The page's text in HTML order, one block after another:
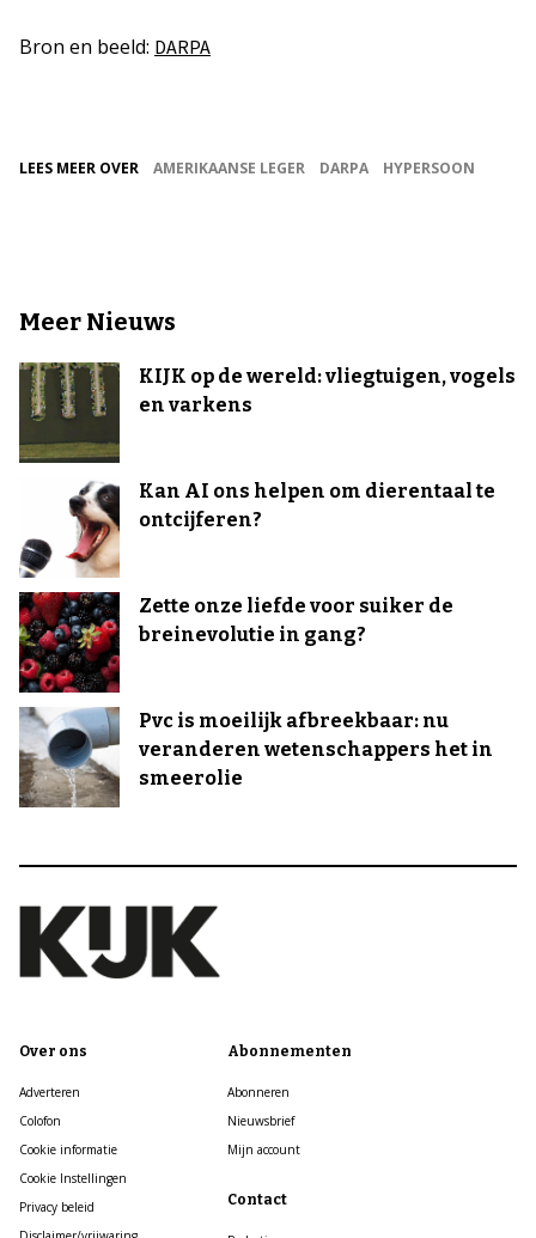
Bron en beeld: DARPA
LEES MEER OVER AMERIKAANSE LEGER DARPA HYPERSOON
Meer Nieuws
KIJK op de wereld: vliegtuigen, vogels
en varkens
Kan AI ons helpen om dierentaal te
ontcijferen?
Zette onze liefde voor suiker de
breinevolutie in gang?
Pvc is moeilijk afbreekbaar: nu
veranderen wetenschappers het in
smeerolie
Over ons
Adverteren
Colofon
Cookie informatie
Cookie Instellingen
Privacy beleid
Abonnementen
Abonneren
Nieuwsbrief
Mijn account
Contact